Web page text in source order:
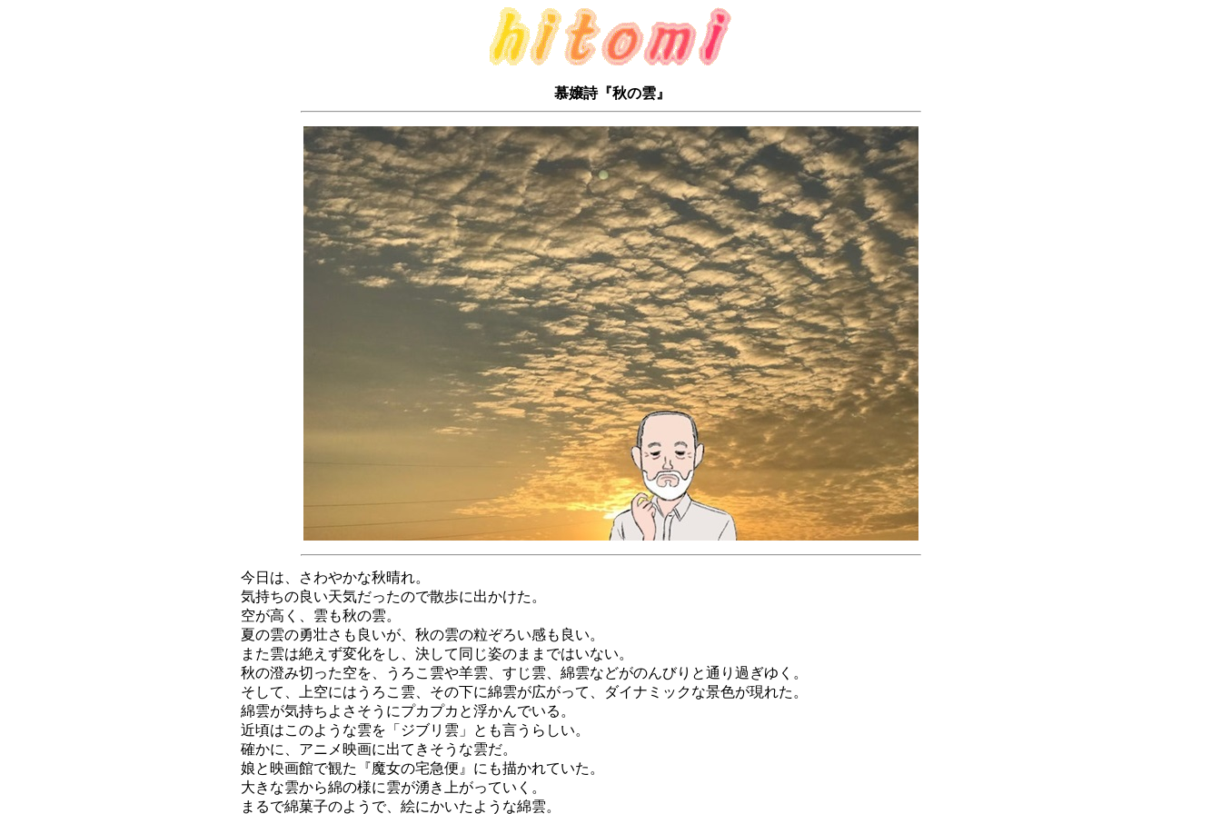
慕嬢詩『秋の雲』
今日は、さわやかな秋晴れ。
気持ちの良い天気だったので散歩に出かけた。
空が高く、雲も秋の雲。
夏の雲の勇壮さも良いが、秋の雲の粒ぞろい感も良い。
また雲は絶えず変化をし、決して同じ姿のままではいない。
秋の澄み切った空を、うろこ雲や羊雲、すじ雲、綿雲などがのんびりと通り過ぎゆく。
そして、上空にはうろこ雲、その下に綿雲が広がって、ダイナミックな景色が現れた。
綿雲が気持ちよさそうにプカプカと浮かんでいる。
近頃はこのような雲を「ジブリ雲」とも言うらしい。
確かに、アニメ映画に出てきそうな雲だ。
娘と映画館で観た『魔女の宅急便』にも描かれていた。
大きな雲から綿の様に雲が湧き上がっていく。
まるで綿菓子のようで、絵にかいたような綿雲。